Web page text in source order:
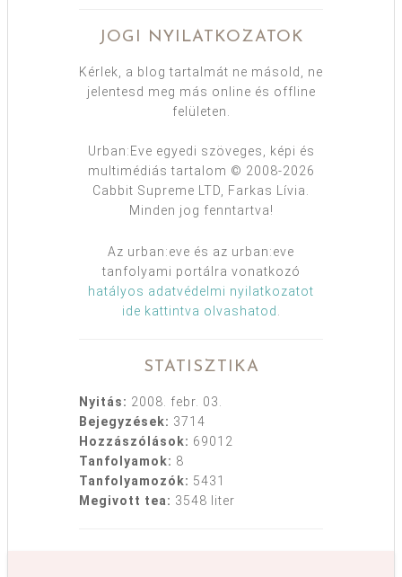
JOGI NYILATKOZATOK
Kérlek, a blog tartalmát ne másold, ne
jelentesd meg más online és offline
felületen.
Urban:Eve egyedi szöveges, képi és
multimédiás tartalom © 2008-2026
Cabbit Supreme LTD, Farkas Lívia.
Minden jog fenntartva!
Az urban:eve és az urban:eve
tanfolyami portálra vonatkozó
hatályos adatvédelmi nyilatkozatot
ide kattintva olvashatod
STATISZTIKA
Nyitás: 2008. febr. 03.
Bejegyzések: 3714
Hozzászólások: 69012
Tanfolyamok: 8
Tanfolyamozók: 5431
Megivott tea: 3548 liter